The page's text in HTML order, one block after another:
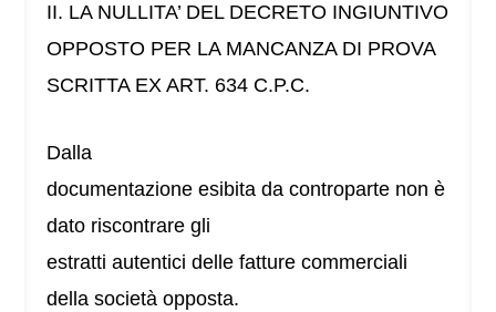
II. LA NULLITA’ DEL DECRETO INGIUNTIVO
OPPOSTO PER LA MANCANZA DI PROVA
SCRITTA EX ART. 634 C.P.C.
Dalla
documentazione esibita da controparte non è
dato riscontrare gli
estratti autentici delle fatture commerciali
della società opposta.